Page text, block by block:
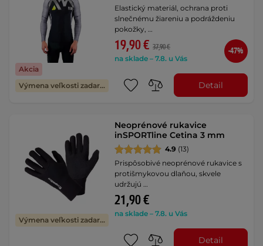
Akcia
Výmena veľkosti zadarmo
Elastický materiál, ochrana proti
slnečnému žiareniu a podráždeniu
pokožky, …
19,90 € 37,90 €
na sklade – 7.8. u Vás
-47%
Detail
Výmena veľkosti zadarmo
Neoprénové rukavice
inSPORTline Cetina 3 mm
4.9 (13)
Prispôsobivé neoprénové rukavice s
protišmykovou dlaňou, skvele
udržujú …
21,90 €
na sklade – 7.8. u Vás
Detail